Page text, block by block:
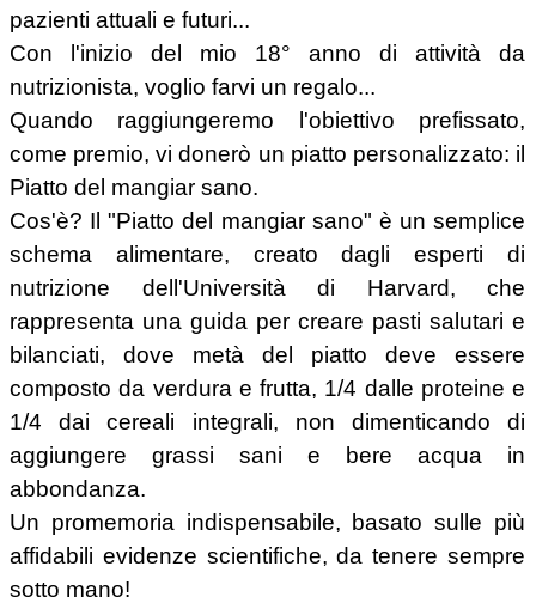
pazienti attuali e futuri...
Con l'inizio del mio 18° anno di attività da
nutrizionista, voglio farvi un regalo...
Quando raggiungeremo l'obiettivo prefissato,
come premio, vi donerò un piatto personalizzato: il
Piatto del mangiar sano.
Cos'è? Il "Piatto del mangiar sano" è un semplice
schema alimentare, creato dagli esperti di
nutrizione dell'Università di Harvard, che
rappresenta una guida per creare pasti salutari e
bilanciati, dove metà del piatto deve essere
composto da verdura e frutta, 1/4 dalle proteine e
1/4 dai cereali integrali, non dimenticando di
aggiungere grassi sani e bere acqua in
abbondanza.
Un promemoria indispensabile, basato sulle più
affidabili evidenze scientifiche, da tenere sempre
sotto mano!